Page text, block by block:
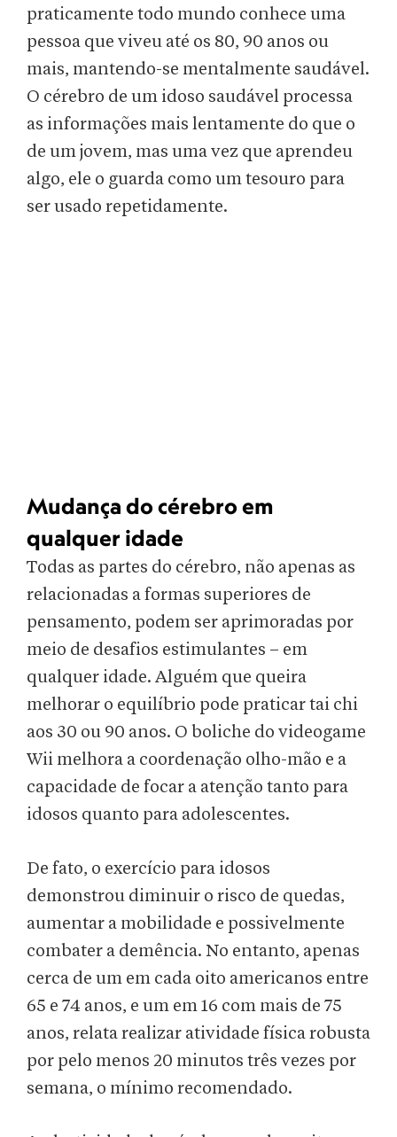
praticamente todo mundo conhece uma
pessoa que viveu até os 80, 90 anos ou
mais, mantendo-se mentalmente saudável.
O cérebro de um idoso saudável processa
as informações mais lentamente do que o
de um jovem, mas uma vez que aprendeu
algo, ele o guarda como um tesouro para
ser usado repetidamente.
Mudança do cérebro em
qualquer idade
Todas as partes do cérebro, não apenas as
relacionadas a formas superiores de
pensamento, podem ser aprimoradas por
meio de desafios estimulantes – em
qualquer idade. Alguém que queira
melhorar o equilíbrio pode praticar tai chi
aos 30 ou 90 anos. O boliche do videogame
Wii melhora a coordenação olho-mão e a
capacidade de focar a atenção tanto para
idosos quanto para adolescentes.
De fato, o exercício para idosos
demonstrou diminuir o risco de quedas,
aumentar a mobilidade e possivelmente
combater a demência. No entanto, apenas
cerca de um em cada oito americanos entre
65 e 74 anos, e um em 16 com mais de 75
anos, relata realizar atividade física robusta
por pelo menos 20 minutos três vezes por
semana, o mínimo recomendado.